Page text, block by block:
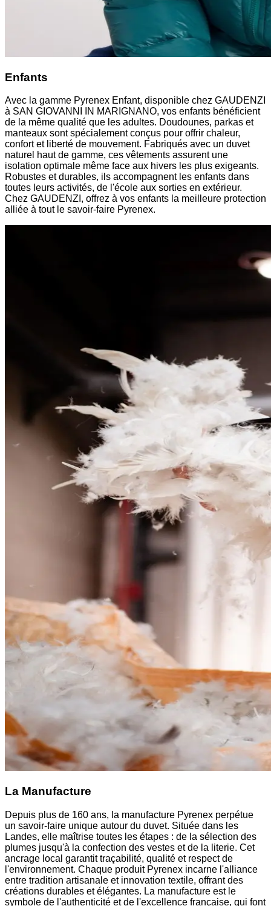
Enfants
Avec la gamme Pyrenex Enfant, disponible chez GAUDENZI
à SAN GIOVANNI IN MARIGNANO, vos enfants bénéficient
de la même qualité que les adultes. Doudounes, parkas et
manteaux sont spécialement conçus pour offrir chaleur,
confort et liberté de mouvement. Fabriqués avec un duvet
naturel haut de gamme, ces vêtements assurent une
isolation optimale même face aux hivers les plus exigeants.
Robustes et durables, ils accompagnent les enfants dans
toutes leurs activités, de l'école aux sorties en extérieur.
Chez GAUDENZI, offrez à vos enfants la meilleure protection
alliée à tout le savoir-faire Pyrenex.
La Manufacture
Depuis plus de 160 ans, la manufacture Pyrenex perpétue
un savoir-faire unique autour du duvet. Située dans les
Landes, elle maîtrise toutes les étapes : de la sélection des
plumes jusqu'à la confection des vestes et de la literie. Cet
ancrage local garantit traçabilité, qualité et respect de
l'environnement. Chaque produit Pyrenex incarne l'alliance
entre tradition artisanale et innovation textile, offrant des
créations durables et élégantes. La manufacture est le
symbole de l'authenticité et de l'excellence française, qui font